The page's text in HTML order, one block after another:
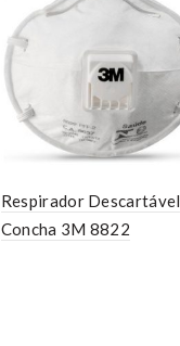
Respirador Descartável
Concha 3M 8822